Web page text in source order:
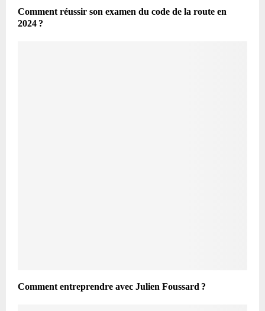
Comment réussir son examen du code de la route en
2024 ?
Comment entreprendre avec Julien Foussard ?